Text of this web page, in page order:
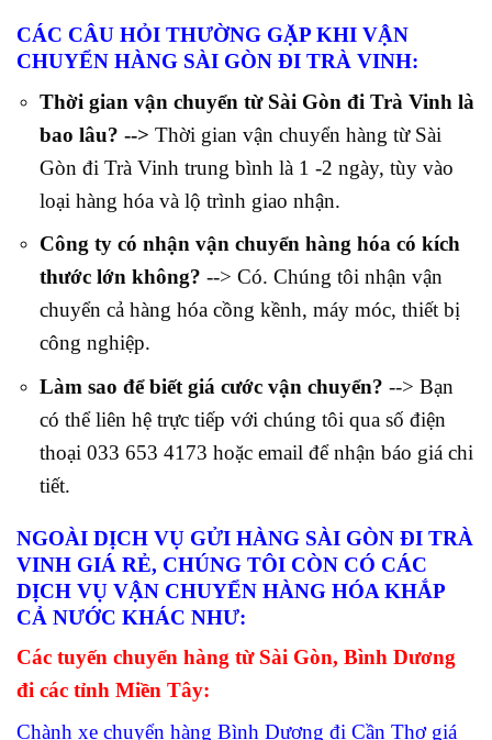
CÁC CÂU HỎI THƯỜNG GẶP KHI VẬN
CHUYỂN HÀNG SÀI GÒN ĐI TRÀ VINH:
Thời gian vận chuyển từ Sài Gòn đi Trà Vinh là
bao lâu? --> Thời gian vận chuyển hàng từ Sài
Gòn đi Trà Vinh trung bình là 1 -2 ngày, tùy vào
loại hàng hóa và lộ trình giao nhận.
Công ty có nhận vận chuyển hàng hóa có kích
thước lớn không? --> Có. Chúng tôi nhận vận
chuyển cả hàng hóa cồng kềnh, máy móc, thiết bị
công nghiệp.
Làm sao để biết giá cước vận chuyển? --> Bạn
có thể liên hệ trực tiếp với chúng tôi qua số điện
thoại 033 653 4173 hoặc email để nhận báo giá chi
tiết.
NGOÀI DỊCH VỤ GỬI HÀNG SÀI GÒN ĐI TRÀ
VINH GIÁ RẺ, CHÚNG TÔI CÒN CÓ CÁC
DỊCH VỤ VẬN CHUYỂN HÀNG HÓA KHẮP
CẢ NƯỚC KHÁC NHƯ:
Các tuyến chuyển hàng từ Sài Gòn, Bình Dương
đi các tỉnh Miền Tây:
Chành xe chuyển hàng Bình Dương đi Cần Thơ giá